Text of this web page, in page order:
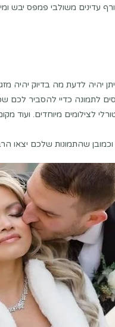
עדינים משולבי פמפס יבש
לדעת מה בדיוק יהיה
לתמונה כדיי להסביר
לצילומים מיוחדים. ועוד
שהתמונות שלכם יצאו